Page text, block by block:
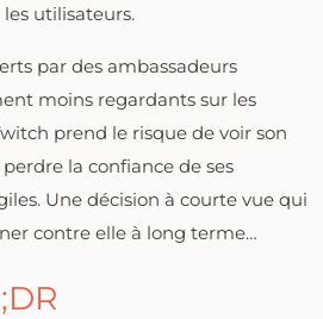
utilisateurs.
par des ambassadeurs
moins regardants sur les
prend le risque de voir son
la confiance de ses
Une décision à courte vue qui
contre elle à long terme…